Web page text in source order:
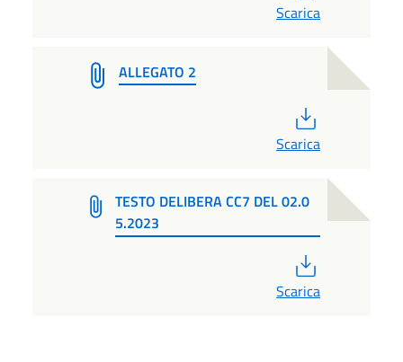
Scarica
ALLEGATO 2
Scarica
TESTO DELIBERA CC7 DEL 02.0
5.2023
Scarica